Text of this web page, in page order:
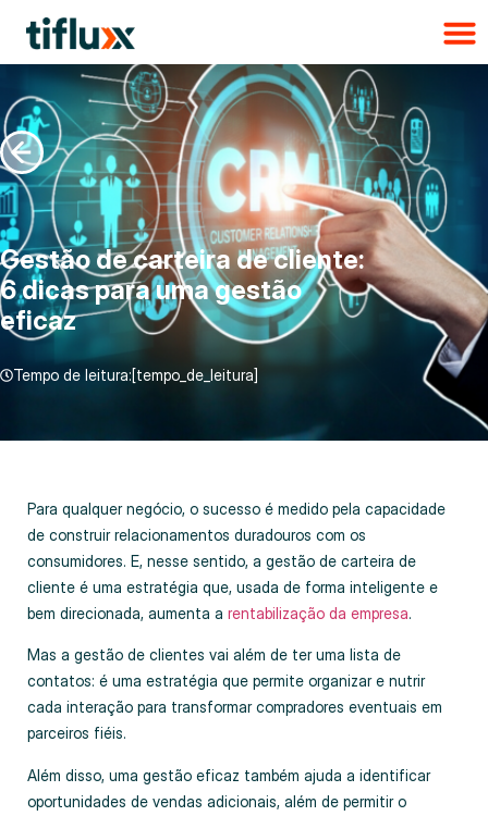
Gestão de carteira de cliente:
6 dicas para uma gestão
eficaz
Tempo de leitura:[tempo_de_leitura]
Para qualquer negócio, o sucesso é medido pela capacidade
de construir relacionamentos duradouros com os
consumidores. E, nesse sentido, a gestão de carteira de
cliente é uma estratégia que, usada de forma inteligente e
bem direcionada, aumenta a rentabilização da empresa.
Mas a gestão de clientes vai além de ter uma lista de
contatos: é uma estratégia que permite organizar e nutrir
cada interação para transformar compradores eventuais em
parceiros fiéis.
Além disso, uma gestão eficaz também ajuda a identificar
oportunidades de vendas adicionais, além de permitir o